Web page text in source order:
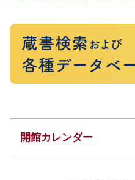
開館カレンダー